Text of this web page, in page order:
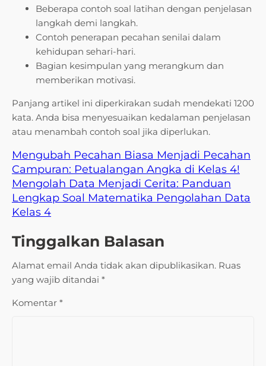
Beberapa contoh soal latihan dengan penjelasan
langkah demi langkah.
Contoh penerapan pecahan senilai dalam
kehidupan sehari-hari.
Bagian kesimpulan yang merangkum dan
memberikan motivasi.
Panjang artikel ini diperkirakan sudah mendekati 1200
kata. Anda bisa menyesuaikan kedalaman penjelasan
atau menambah contoh soal jika diperlukan.
Mengubah Pecahan Biasa Menjadi Pecahan
Campuran: Petualangan Angka di Kelas 4!
Mengolah Data Menjadi Cerita: Panduan
Lengkap Soal Matematika Pengolahan Data
Kelas 4
Tinggalkan Balasan
Alamat email Anda tidak akan dipublikasikan. Ruas
yang wajib ditandai *
Komentar *